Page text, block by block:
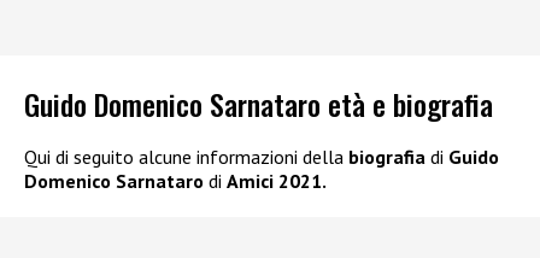
Guido Domenico Sarnataro età e biografia
Qui di seguito alcune informazioni della biografia di Guido
Domenico Sarnataro di Amici 2021.